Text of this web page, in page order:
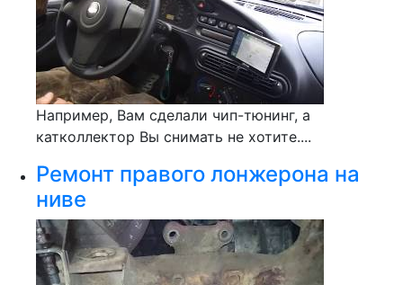
Например, Вам сделали чип-тюнинг, а
катколлектор Вы снимать не хотите....
Ремонт правого лонжерона на
ниве